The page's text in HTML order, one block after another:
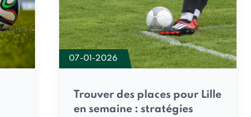
07-01-2026
Trouver des places pour Lille
en semaine : stratégies